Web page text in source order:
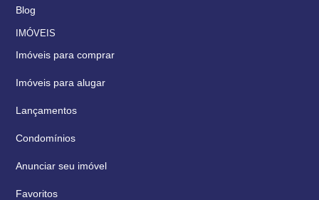
Blog
IMÓVEIS
Imóveis para comprar
Imóveis para alugar
Lançamentos
Condomínios
Anunciar seu imóvel
Favoritos